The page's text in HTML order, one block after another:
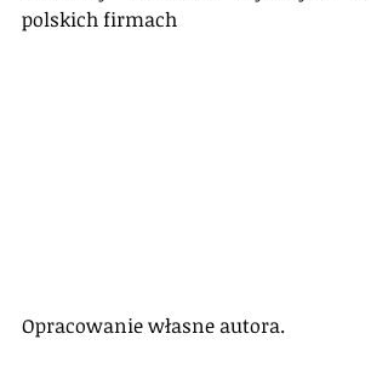
polskich firmach
Opracowanie własne autora.